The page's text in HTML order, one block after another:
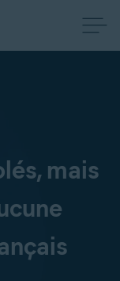
mais